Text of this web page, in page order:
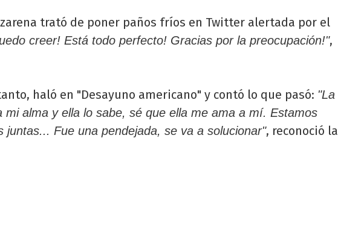
trató de poner paños fríos en Twitter alertada por el
creer! Está todo perfecto! Gracias por la preocupación!",
haló en "Desayuno americano" y contó lo que pasó: "La
mi alma y ella lo sabe, sé que ella me ama a mí. Estamos
juntas... Fue una pendejada, se va a solucionar", reconoció la